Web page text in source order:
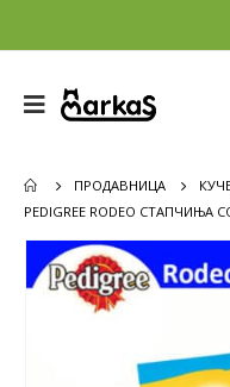
ПРОДАВНИЦА
PEDIGREE RODEO